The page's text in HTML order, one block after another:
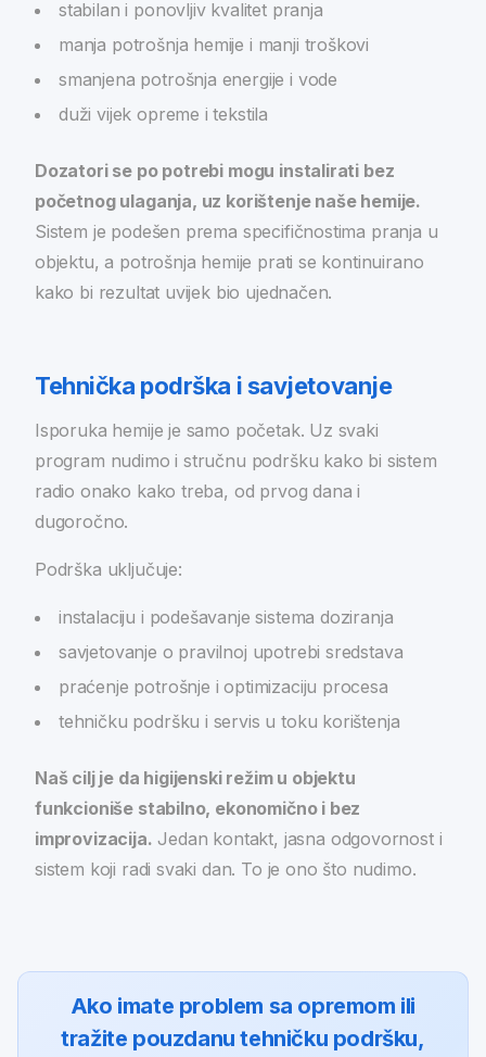
stabilan i ponovljiv kvalitet pranja
manja potrošnja hemije i manji troškovi
smanjena potrošnja energije i vode
duži vijek opreme i tekstila
Dozatori se po potrebi mogu instalirati bez
početnog ulaganja, uz korištenje naše hemije.
Sistem je podešen prema specifičnostima pranja u
objektu, a potrošnja hemije prati se kontinuirano
kako bi rezultat uvijek bio ujednačen.
Tehnička podrška i savjetovanje
Isporuka hemije je samo početak. Uz svaki
program nudimo i stručnu podršku kako bi sistem
radio onako kako treba, od prvog dana i
dugoročno.
Podrška uključuje:
instalaciju i podešavanje sistema doziranja
savjetovanje o pravilnoj upotrebi sredstava
praćenje potrošnje i optimizaciju procesa
tehničku podršku i servis u toku korištenja
Naš cilj je da higijenski režim u objektu
funkcioniše stabilno, ekonomično i bez
improvizacija. Jedan kontakt, jasna odgovornost i
sistem koji radi svaki dan. To je ono što nudimo.
Ako imate problem sa opremom ili
tražite pouzdanu tehničku podršku,